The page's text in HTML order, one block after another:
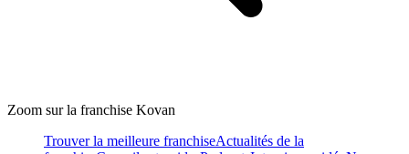
Zoom sur la franchise Kovan
Trouver la meilleure franchiseActualités de la